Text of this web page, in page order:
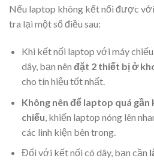
Nếu laptop không kết nối được
tra lại một số điều sau:
Khi kết nối laptop với máy
dây, bạn nên đặt 2 thiết bị ở
cho tín hiệu tốt nhất.
Không nên để laptop quá
chiếu, khiến laptop nóng lên
các linh kiện bên trong.
Đối với kết nối có dây, bạn cần